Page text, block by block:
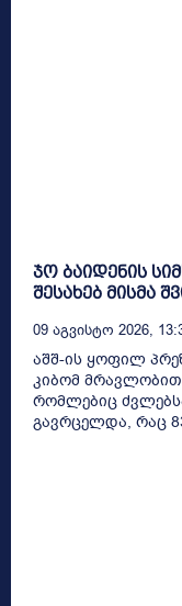
ჯო ბაიდენის
შესახებ მისმა
09 Აგვისტო 2026,
აშშ-ის ყოფილ
კიბომ
რომლებიც
გავრცელდა, რაც